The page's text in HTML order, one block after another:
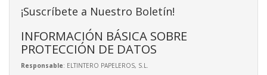
¡Suscríbete a Nuestro Boletín!
INFORMACIÓN BÁSICA SOBRE
PROTECCIÓN DE DATOS
Responsable: ELTINTERO PAPELEROS, S.L.